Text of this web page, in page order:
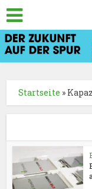
Startseite »